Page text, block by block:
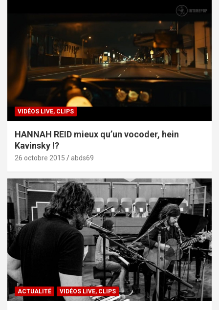
VIDÉOS LIVE, CLIPS
HANNAH REID mieux qu’un vocoder, hein
Kavinsky !?
26 octobre 2015 abds69
ACTUALITÉ VIDÉOS LIVE, CLIPS